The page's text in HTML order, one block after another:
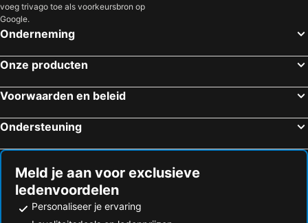
Hotels in Belgische kust
Hotels in Veluwe
voeg trivago toe als voorkeursbron op
Google.
Onderneming
Onze producten
Voorwaarden en beleid
Ondersteuning
Meld je aan voor exclusieve
ledenvoordelen
Personaliseer je ervaring